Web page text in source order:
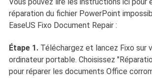
réparation du fichier PowerPoint
EaseUS Fixo Document Repair :
Étape 1. Téléchargez et lancez Fixo sur
ordinateur portable. Choisissez
pour réparer les documents Office